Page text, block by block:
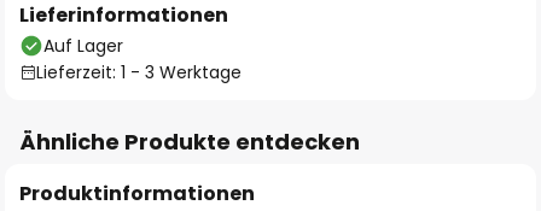
Lieferinformationen
Auf Lager
Lieferzeit: 1 - 3 Werktage
Ähnliche Produkte entdecken
Produktinformationen